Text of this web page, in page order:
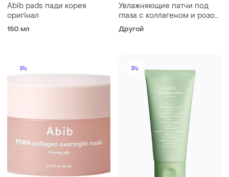
Abib pads пади корея
оригінал
150 мл
Увлажняющие патчи под
глаза с коллагеном и розой
иерихона abib collagen eye
patch jericho rose jelly 60
Другой